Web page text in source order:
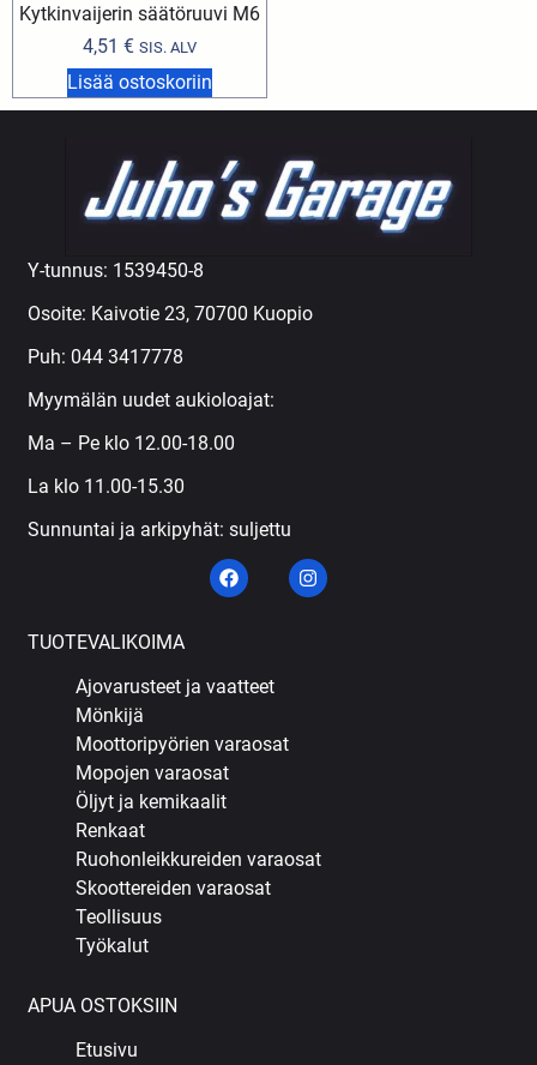
Kytkinvaijerin säätöruuvi M6
4,51 € SIS. ALV
Lisää ostoskoriin
Y-tunnus: 1539450-8
Osoite: Kaivotie 23, 70700 Kuopio
Puh: 044 3417778
Myymälän uudet aukioloajat:
Ma – Pe klo 12.00-18.00
La klo 11.00-15.30
Sunnuntai ja arkipyhät: suljettu
TUOTEVALIKOIMA
Ajovarusteet ja vaatteet
Mönkijä
Moottoripyörien varaosat
Mopojen varaosat
Öljyt ja kemikaalit
Renkaat
Ruohonleikkureiden varaosat
Skoottereiden varaosat
Teollisuus
Työkalut
APUA OSTOKSIIN
Etusivu